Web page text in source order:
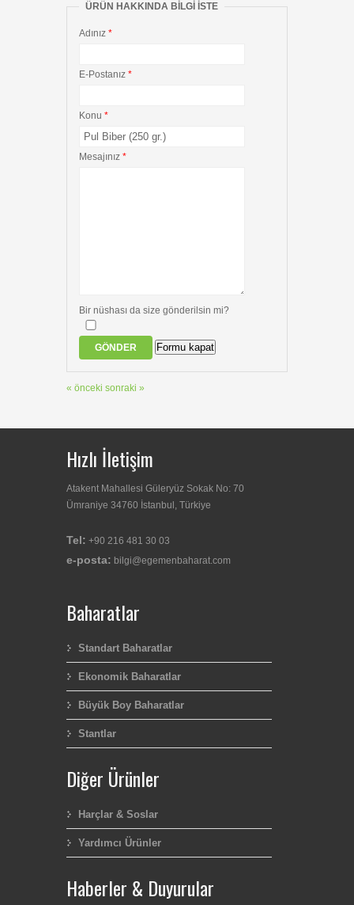
ÜRÜN HAKKINDA BILGI ISTE
Adınız *
E-Postanız *
Konu *
Mesajınız *
Bir nüshası da size gönderilsin mi?
GÖNDER Formu kapat
« önceki sonraki »
Hızlı İletişim
Atakent Mahallesi Güleryüz Sokak No: 70
Ümraniye 34760 İstanbul, Türkiye
Tel: +90 216 481 30 03
e-posta: bilgi@egemenbaharat.com
Baharatlar
Standart Baharatlar
Ekonomik Baharatlar
Büyük Boy Baharatlar
Stantlar
Diğer Ürünler
Harçlar & Soslar
Yardımcı Ürünler
Haberler & Duyurular